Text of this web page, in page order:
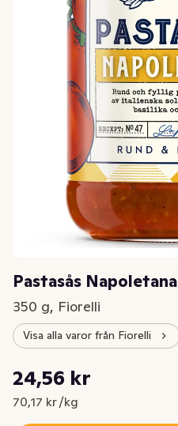
Pastasås Napoletana
350 g, Fiorelli
Visa alla varor från Fiorelli
Nuvarande pris är: 24,56 kr
24,56 kr
70,17 kr /kg
Styckpris: 70,17 kr /kg